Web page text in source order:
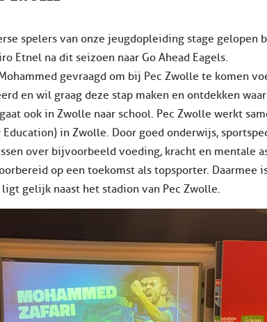
spelers van onze jeugdopleiding stage gelopen
Etnel na dit seizoen naar Go Ahead Eagels.
gevraagd om bij Pec Zwolle te komen
en wil graag deze stap maken en ontdekken
ook in Zwolle naar school. Pec Zwolle werkt
Education) in Zwolle. Door goed onderwijs,
over bijvoorbeeld voeding, kracht en mentale
op een toekomst als topsporter. Daarmee
gelijk naast het stadion van Pec Zwolle.